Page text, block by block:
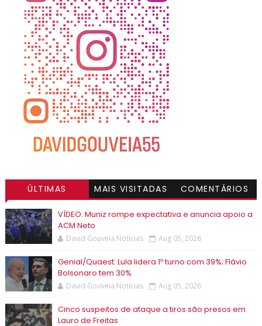
ÚLTIMAS MAIS VISITADAS COMENTÁRIOS
VÍDEO: Muniz rompe expectativa e anuncia apoio a
ACM Neto
David Gouveia Notícias Aug 05, 2026
Genial/Quaest: Lula lidera 1º turno com 39%; Flávio
Bolsonaro tem 30%
David Gouveia Notícias Aug 05, 2026
Cinco suspeitos de ataque a tiros são presos em
Lauro de Freitas